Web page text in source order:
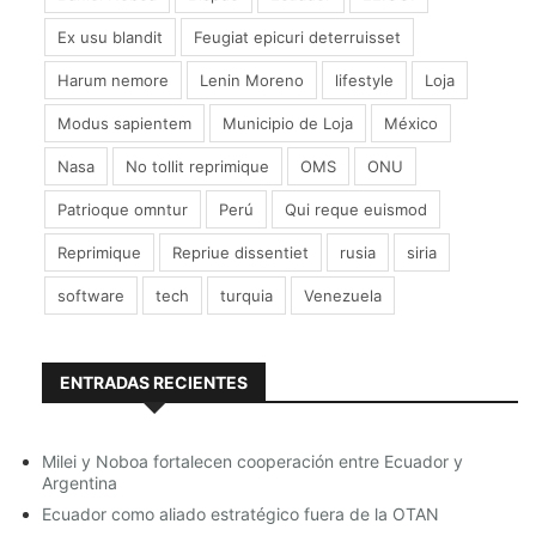
Ex usu blandit Feugiat epicuri deterruisset
Harum nemore Lenin Moreno lifestyle Loja
Modus sapientem Municipio de Loja México
Nasa No tollit reprimique OMS ONU
Patrioque omntur Perú Qui reque euismod
Reprimique Repriue dissentiet rusia siria
software tech turquia Venezuela
ENTRADAS RECIENTES
Milei y Noboa fortalecen cooperación entre Ecuador y
Argentina
Ecuador como aliado estratégico fuera de la OTAN